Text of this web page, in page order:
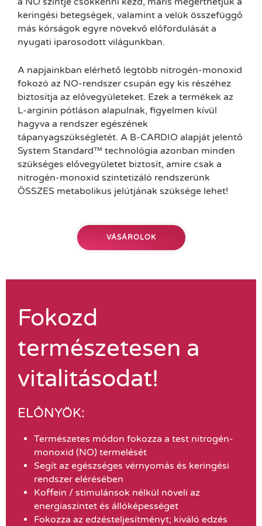
keringési betegségek, valamint a velük összefüggő
más kórságok egyre növekvő előfordulását a
nyugati iparosodott világunkban.
A napjainkban elérhető legtöbb nitrogén-monoxid
fokozó az NO-rendszer csupán egy kis részéhez
biztosítja az elővegyületeket. Ezek a termékek az
L-arginin pótláson alapulnak, figyelmen kívül
hagyva a rendszer egészének
tápanyagszükségletét. A B-CARDIO alapját jelentő
System Standard™ technológia azonban minden
szükséges elővegyületet biztosít, amire csak a
nitrogén-monoxid szintetizáló rendszerünk
ÖSSZES metabolikus jelútjának szüksége lehet!
VÁSÁROLOK
Fokozd
természetesen a
vitalitásodat!
ELŐNYÖK:
Természetes módon fokozza a test nitrogén-
monoxid (NO) termelését
Segít az egészséges vérnyomás és keringési
rendszer elérésében
Koffein / stimulánsok nélkül növeli az
energiaszintet és állóképességet
Fokozza az edzésteljesítményt; kiváló edzés